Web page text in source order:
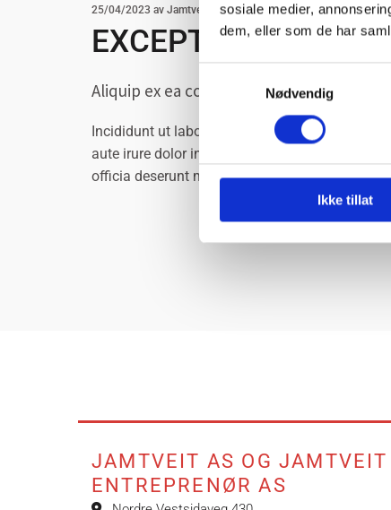
sosiale medier,
dem, eller som de har
Nødvendig
Ikke tillat
25/04/2023 av Jamtveit AS
EXCEPTEUR SINT
Aliquip ex ea commodo consequat duis au.
Incididunt ut labore et dolore magna aliqua.
aute irure dolor in reprehenderit in voluptate
officia deserunt mollit anim id est laborum.
JAMTVEIT AS OG JAMTVEIT
ENTREPRENØR AS